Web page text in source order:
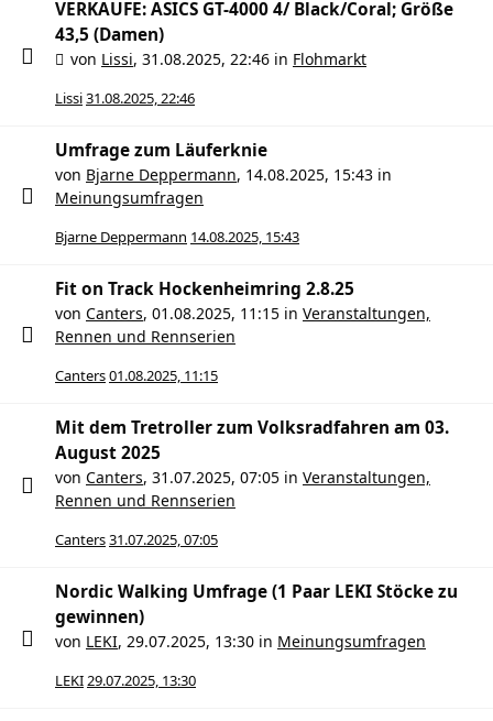
VERKAUFE: ASICS GT-4000 4/ Black/Coral; Größe
43,5 (Damen)
von Lissi, 31.08.2025, 22:46 in Flohmarkt
Lissi31.08.2025, 22:46
Umfrage zum Läuferknie
von Bjarne Deppermann, 14.08.2025, 15:43 in
Meinungsumfragen
Bjarne Deppermann 14.08.2025, 15:43
Fit on Track Hockenheimring 2.8.25
von Canters, 01.08.2025, 11:15 in Veranstaltungen,
Rennen und Rennserien
Canters01.08.2025, 11:15
Mit dem Tretroller zum Volksradfahren am 03.
August 2025
von Canters, 31.07.2025, 07:05 in Veranstaltungen,
Rennen und Rennserien
Canters31.07.2025, 07:05
Nordic Walking Umfrage (1 Paar LEKI Stöcke zu
gewinnen)
von LEKI, 29.07.2025, 13:30 in Meinungsumfragen
LEKI29.07.2025, 13:30